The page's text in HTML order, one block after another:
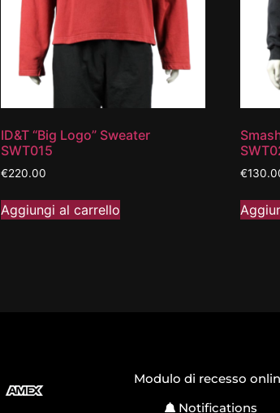
ID&T “Big Logo” Sweater
SWT015
€220.00
Aggiungi al carrello
€
Modulo di recesso
Notifications